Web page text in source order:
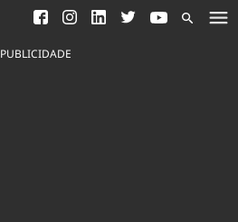
Saneamento
Indicadores
PUBLICIDADE